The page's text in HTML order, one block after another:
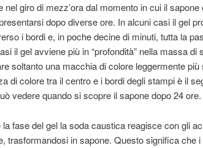
nel giro di mezz’ora dal momento in cui il
dopo diverse ore. In alcuni casi il gel
i bordi e, in poche decine di minuti, tutta la
il gel avviene più in “profondità” nella massa
soltanto una macchia di colore leggermente
di colore tra il centro e i bordi degli stampi è il
vedere quando si scopre il sapone dopo 24 ore.
la fase del gel la soda caustica reagisce con gli
trasformandosi in sapone. Questo significa che